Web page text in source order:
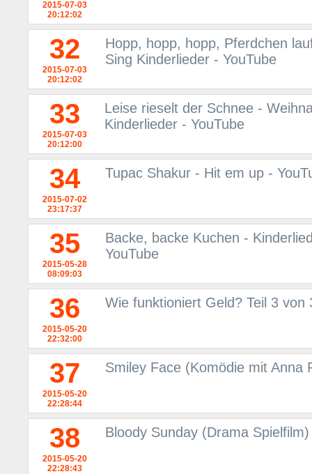
2015-07-03
20:12:02
32
2015-07-03
20:12:02
Hopp, hopp, hopp, Pferdchen
Sing Kinderlieder - YouTube
33
2015-07-03
20:12:00
Leise rieselt der Schnee -
Kinderlieder - YouTube
34
2015-07-02
23:17:37
Tupac Shakur - Hit em up -
35
2015-05-28
08:09:03
Backe, backe Kuchen -
YouTube
36
2015-05-20
22:32:00
Wie funktioniert Geld? Teil 3 von
37
2015-05-20
22:28:44
Smiley Face (Komödie mit Anna
38
2015-05-20
22:28:43
Bloody Sunday (Drama